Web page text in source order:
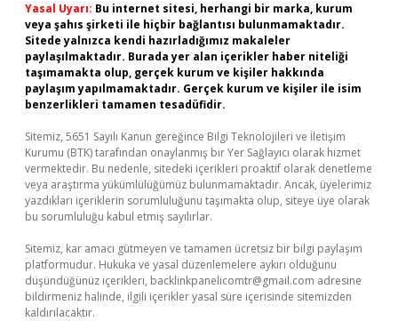
Yasal Uyarı: Bu internet sitesi, herhangi bir marka, kurum
veya şahıs şirketi ile hiçbir bağlantısı bulunmamaktadır.
Sitede yalnızca kendi hazırladığımız makaleler
paylaşılmaktadır. Burada yer alan içerikler haber niteliği
taşımamakta olup, gerçek kurum ve kişiler hakkında
paylaşım yapılmamaktadır. Gerçek kurum ve kişiler ile isim
benzerlikleri tamamen tesadüfidir.
Sitemiz, 5651 Sayılı Kanun gereğince Bilgi Teknolojileri ve İletişim
Kurumu (BTK) tarafından onaylanmış bir Yer Sağlayıcı olarak hizmet
vermektedir. Bu nedenle, sitedeki içerikleri proaktif olarak denetleme
veya araştırma yükümlülüğümüz bulunmamaktadır. Ancak, üyelerimiz
yazdıkları içeriklerin sorumluluğunu taşımakta olup, siteye üye olarak
bu sorumluluğu kabul etmiş sayılırlar.
Sitemiz, kar amacı gütmeyen ve tamamen ücretsiz bir bilgi paylaşım
platformudur. Hukuka ve yasal düzenlemelere aykırı olduğunu
düşündüğünüz içerikleri, backlinkpanelicomtr@gmail.com adresine
bildirmeniz halinde, ilgili içerikler yasal süre içerisinde sitemizden
kaldırılacaktır.